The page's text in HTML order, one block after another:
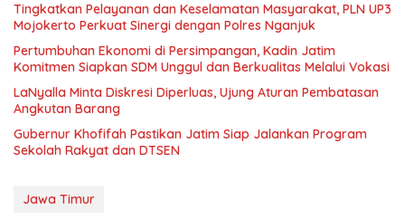
Tingkatkan Pelayanan dan Keselamatan Masyarakat, PLN UP3
Mojokerto Perkuat Sinergi dengan Polres Nganjuk
Pertumbuhan Ekonomi di Persimpangan, Kadin Jatim
Komitmen Siapkan SDM Unggul dan Berkualitas Melalui Vokasi
LaNyalla Minta Diskresi Diperluas, Ujung Aturan Pembatasan
Angkutan Barang
Gubernur Khofifah Pastikan Jatim Siap Jalankan Program
Sekolah Rakyat dan DTSEN
Jawa Timur